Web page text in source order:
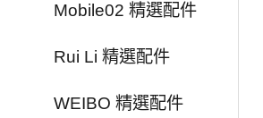
Mobile02 精選配件
Rui Li 精選配件
WEIBO 精選配件